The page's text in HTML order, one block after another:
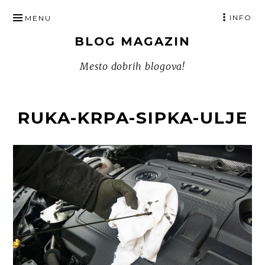
TO
BLOG MAGAZIN
Mesto dobrih blogova!
MENU INFO
RUKA-KRPA-SIPKA-ULJE